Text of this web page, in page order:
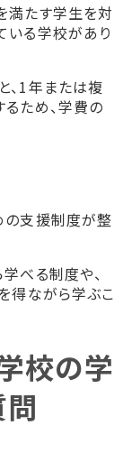
満たす学生を対
いる学校があり
、1年または複
ため、学費の
の支援制度が整
べる制度や、
得ながら学ぶこ
校の学